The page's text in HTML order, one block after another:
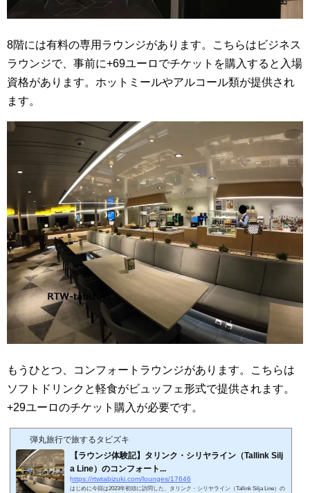
8階には有料の専用ラウンジがあります。こちらはビジネス
ラウンジで、事前に+69ユーロでチケットを購入すると入場
資格があります。ホットミールやアルコール類が提供され
ます。
もうひとつ、コンフォートラウンジがあります。こちらは
ソフトドリンクと軽食がビュッフェ形式で提供されます。
+29ユーロのチケット購入が必要です。
弾丸旅行で旅するタビズキ
【ラウンジ体験記】タリンク・シリヤライン（Tallink Silj
a Line）のコンフォート...
https://rtwtabizuki.com/lounges/17646
はじめに今回は2023年初頭に訪問した、タリンク・シリヤライン（Tallink Silja Line）の